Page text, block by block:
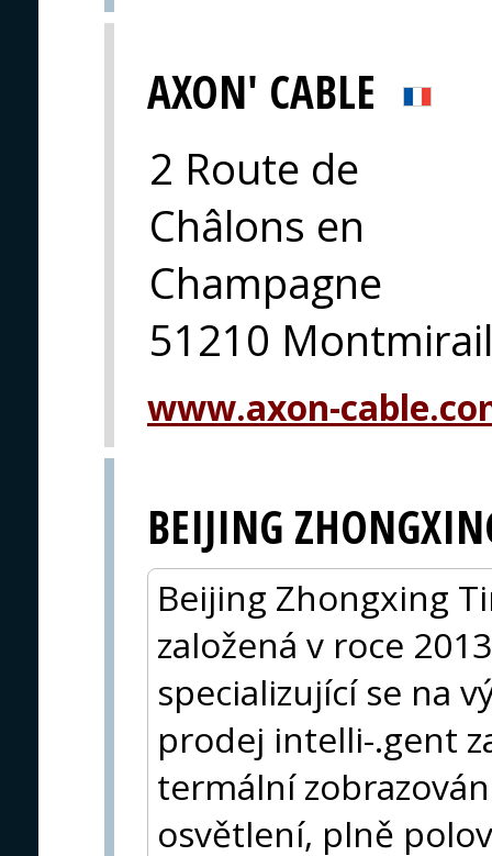
AXON' CABLE
2 Route de
Châlons en
Champagne
51210 Montmirail
www.axon-
BEIJING
Beijing Zhongxing
založená v roce
specializující se na
prodej intelli-.gent
termální
osvětlení, plně